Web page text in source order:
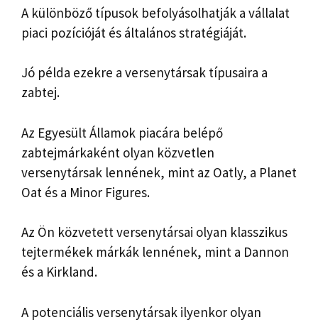
A különböző típusok befolyásolhatják a vállalat
piaci pozícióját és általános stratégiáját.
Jó példa ezekre a versenytársak típusaira a
zabtej.
Az Egyesült Államok piacára belépő
zabtejmárkaként olyan közvetlen
versenytársak lennének, mint az Oatly, a Planet
Oat és a Minor Figures.
Az Ön közvetett versenytársai olyan klasszikus
tejtermékek márkák lennének, mint a Dannon
és a Kirkland.
A potenciális versenytársak ilyenkor olyan